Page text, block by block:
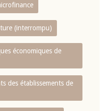
(interrompu)
économiques de
des établissements de